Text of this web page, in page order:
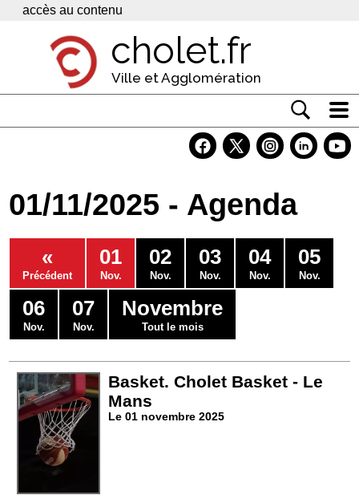
Panneau de gestion des cookies
accès au contenu
cholet.fr
Ville et Agglomération
Economie
Services
Contacts
01/11/2025 - Agenda
«
Précédent
01
Nov.
02
Nov.
03
Nov.
04
Nov.
05
Nov.
06
Nov.
07
Nov.
Novembre
Tout le mois
Basket. Cholet Basket - Le
Mans
Le 01 novembre 2025